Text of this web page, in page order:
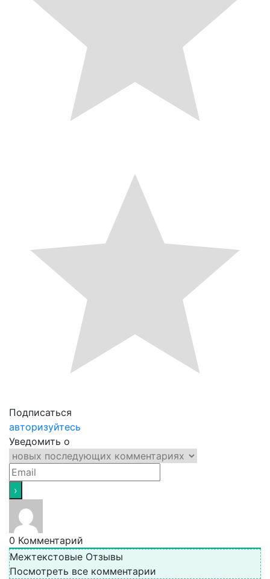
Подписаться
авторизуйтесь
Уведомить о
0 Комментарий
Межтекстовые Отзывы
Посмотреть все комментарии